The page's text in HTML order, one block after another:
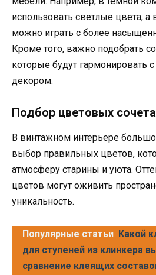
использовать светлые цвета, а
можно играть с более
Кроме того, важно подобрать
которые будут гармонировать
декором.
Подбор цветовых
В винтажном интерьере
выбор правильных цветов,
атмосферу старины и уюта.
цветов могут оживить
уникальность.
Популярные статьи Какой
для ступеней из клинкера
сравнение клеящих